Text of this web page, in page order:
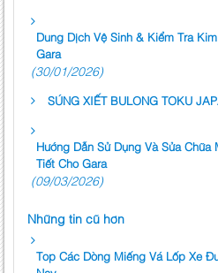
Dung Dịch Vệ Sinh & Kiểm Tra
Gara
(30/01/2026)
SÚNG XIẾT BULONG TOKU
Hướng Dẫn Sử Dụng Và Sửa
Tiết Cho Gara
(09/03/2026)
Những tin cũ hơn
Top Các Dòng Miếng Vá Lốp Xe